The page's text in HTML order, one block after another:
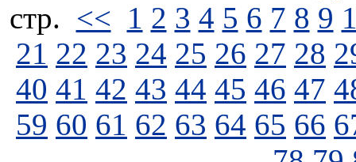
стp. << 1 2 3 4 5 6 7 8 9
21 22 23 24 25 26 27 28
40 41 42 43 44 45 46 47
59 60 61 62 63 64 65 66